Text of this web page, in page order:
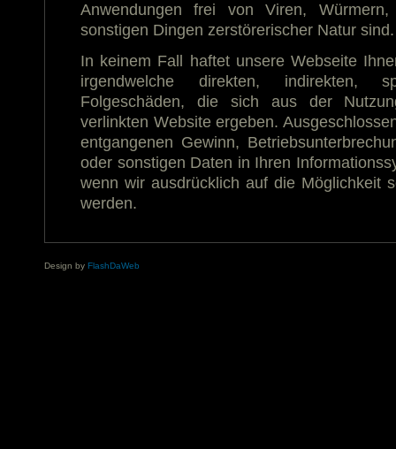
Anwendungen frei von Viren,
sonstigen Dingen zerstörerischer Natur sind.
In keinem Fall haftet unsere Webseite
irgendwelche direkten, indirekten,
Folgeschäden, die sich aus der
verlinkten Website ergeben.
entgangenen Gewinn,
oder sonstigen Daten in Ihren
wenn wir ausdrücklich auf die Möglichkeit
werden.
Design by FlashDaWeb